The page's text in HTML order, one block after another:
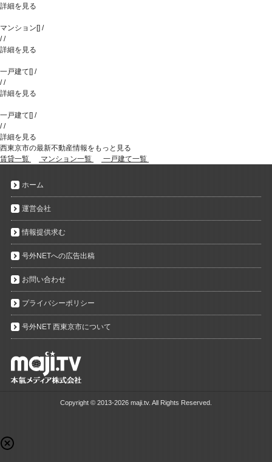
詳細を見る
マンション[] /
//
詳細を見る
一戸建て[] /
//
詳細を見る
一戸建て[] /
//
詳細を見る
西東京市の最新不動産情報をもっと見る
賃貸一覧
マンション一覧 一戸建て一覧
ホーム
運営会社
情報提供求む
号外NETへの広告出稿
お問い合わせ
プライバシーポリシー
号外NET 西東京市について
Copyright © 2013-2026 maji.tv. All Rights Reserved.